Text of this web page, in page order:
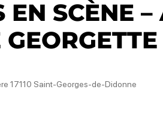
EN SCÈNE
17110 Saint-Georges-de-Didonne